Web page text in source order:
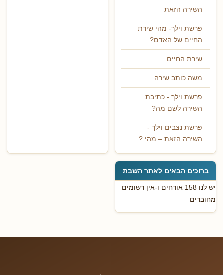
השירה הזאת
פרשת וילך- מהי שירת
החיים של האדם?
שירת החיים
משה כותב שירה
פרשת וילך - כתיבת
השירה לשם מה?
פרשת נצבים וילך -
השירה הזאת – מהי ?
ברוכים הבאים לאתר השבת
יש לנו 158 אורחים ו-אין רשומים
מחוברים